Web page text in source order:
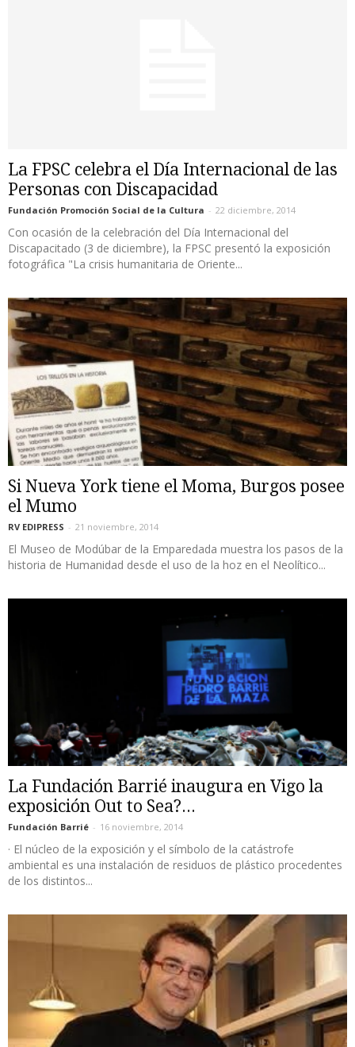
La FPSC celebra el Día Internacional de las
Personas con Discapacidad
Fundación Promoción Social de la Cultura - 22 diciembre, 2014
Con ocasión de la celebración del Día Internacional del
Discapacitado (3 de diciembre), la FPSC presentó la exposición
fotográfica "La crisis humanitaria de Oriente...
Si Nueva York tiene el Moma, Burgos posee
el Mumo
RV EDIPRESS - 21 noviembre, 2014
El Museo de Modúbar de la Emparedada muestra los pasos de la
historia de Humanidad desde el uso de la hoz en el Neolítico...
La Fundación Barrié inaugura en Vigo la
exposición Out to Sea?...
Fundación Barrié - 16 noviembre, 2014
· El núcleo de la exposición y el símbolo de la catástrofe
ambiental es una instalación de residuos de plástico procedentes
de los distintos...